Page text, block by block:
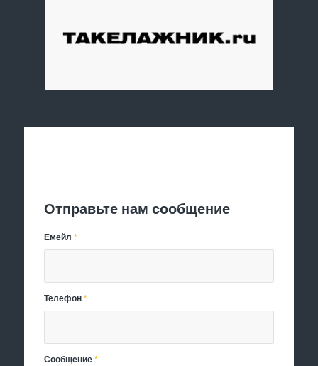
Отправьте нам сообщение
Емейл*
Телефон*
Сообщение*